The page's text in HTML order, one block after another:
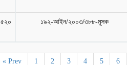
৫২০ ১৯২-আইন/২০০৩/৩৮৮-মূসক
« Prev 1 2 3 4 5 6